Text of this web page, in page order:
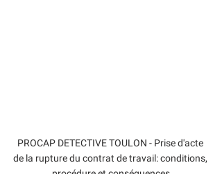
PROCAP DETECTIVE TOULON - Prise d'acte
de la rupture du contrat de travail: conditions,